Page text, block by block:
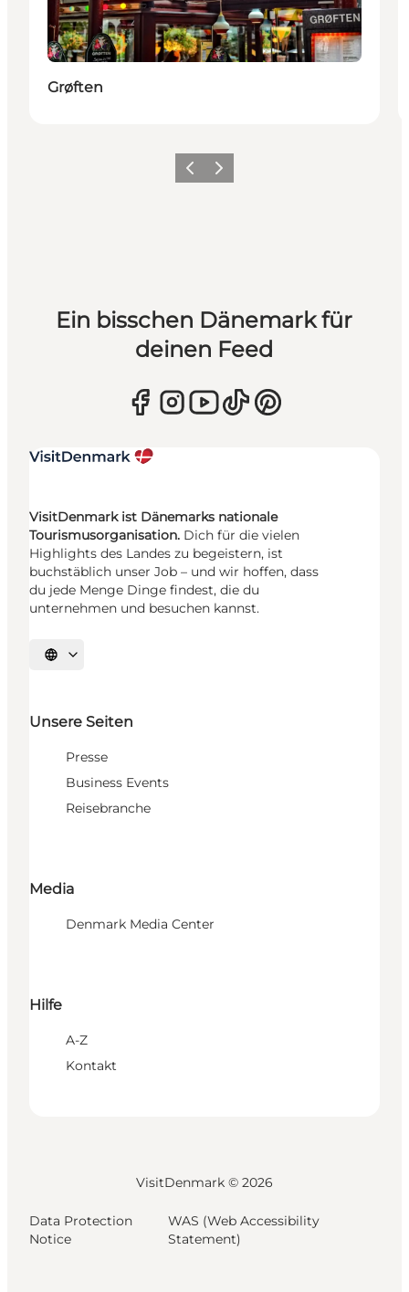
Grøften
ZurückWeiter
Ein bisschen Dänemark für
deinen Feed
VisitDenmark ist Dänemarks nationale
Tourismusorganisation. Dich für die vielen
Highlights des Landes zu begeistern, ist
buchstäblich unser Job – und wir hoffen, dass
du jede Menge Dinge findest, die du
unternehmen und besuchen kannst.
Sprache auswählen
Unsere Seiten
Presse
Business Events
Reisebranche
Media
Denmark Media Center
Hilfe
A-Z
Kontakt
VisitDenmark © 2026
Data Protection
Notice
WAS (Web Accessibility
Statement)